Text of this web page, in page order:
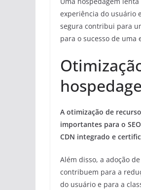
experiência do usuário
segura contribui para
para o sucesso de uma
A otimização de
importantes para o
CDN integrado e
Além disso, a adoção
contribuem para a
do usuário e para a